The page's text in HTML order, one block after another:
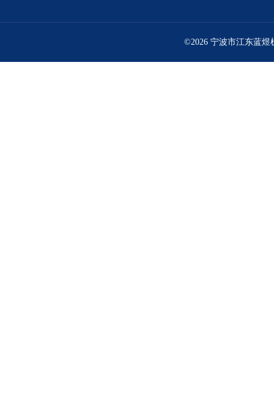
©2026 宁波市江东蓝